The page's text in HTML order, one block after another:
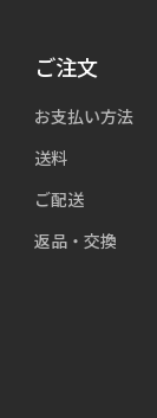
ご注文
お支払い方法
送料
ご配送
返品・交換